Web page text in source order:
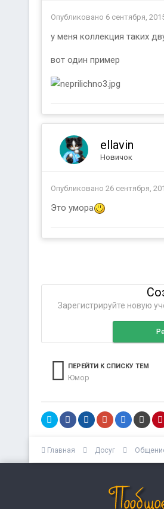
Опубликовано 6 сентября,
у меня коллекция таких
вот один пример
ellavin
Новичок
Опубликовано 26 сентября,
Это умора
Зарегистрируйте новую
ПЕРЕЙТИ К СПИСКУ ТЕМ
Юмор
Главная Досуг